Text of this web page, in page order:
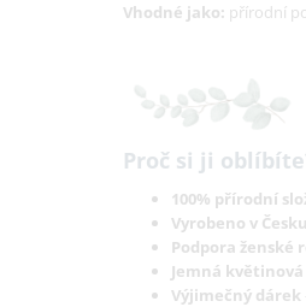
Vhodné jako: přírodní
Proč si ji
100% přírodní
Vyrobeno v Česku
Podpora ženské
Jemná
Výjimečný dárek